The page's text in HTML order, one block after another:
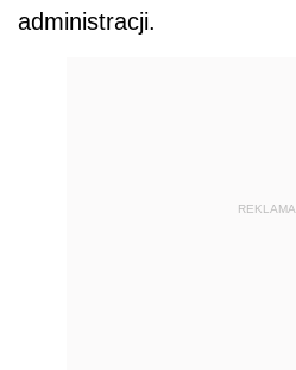
administracji.
REKLAMA